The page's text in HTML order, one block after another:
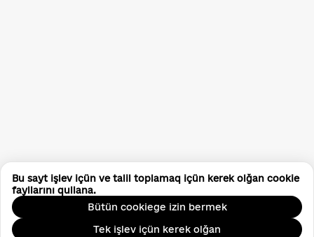
Bu sayt işlev içün ve talil toplamaq içün kerek olğan cookie
fayllarını qullana.
Bütün cookiege izin bermek
Tek işlev içün kerek olğan